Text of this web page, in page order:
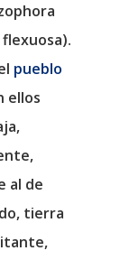
pueblo
ellos
al de
tierra